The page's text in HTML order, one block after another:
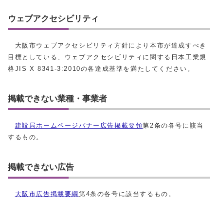
ウェブアクセシビリティ
大阪市ウェブアクセシビリティ方針により本市が達成すべき
目標としている、ウェブアクセシビリティに関する日本工業規
格JIS X 8341-3:2010の各達成基準を満たしてください。
掲載できない業種・事業者
建設局ホームページバナー広告掲載要領第2条の各号に該当
するもの。
掲載できない広告
大阪市広告掲載要綱第4条の各号に該当するもの。